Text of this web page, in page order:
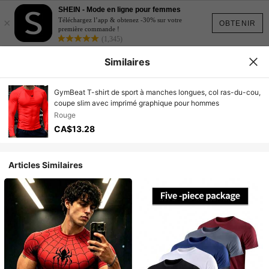
OBTENIR
×
SHEIN - Mode en ligne pour femmes
Téléchargez l’app & obtenez -30% sur votre
première commande !
(1,345)
Similaires
GymBeat T-shirt de sport à manches longues, col ras-du-cou,
coupe slim avec imprimé graphique pour hommes
Rouge
CA$13.28
Articles Similaires